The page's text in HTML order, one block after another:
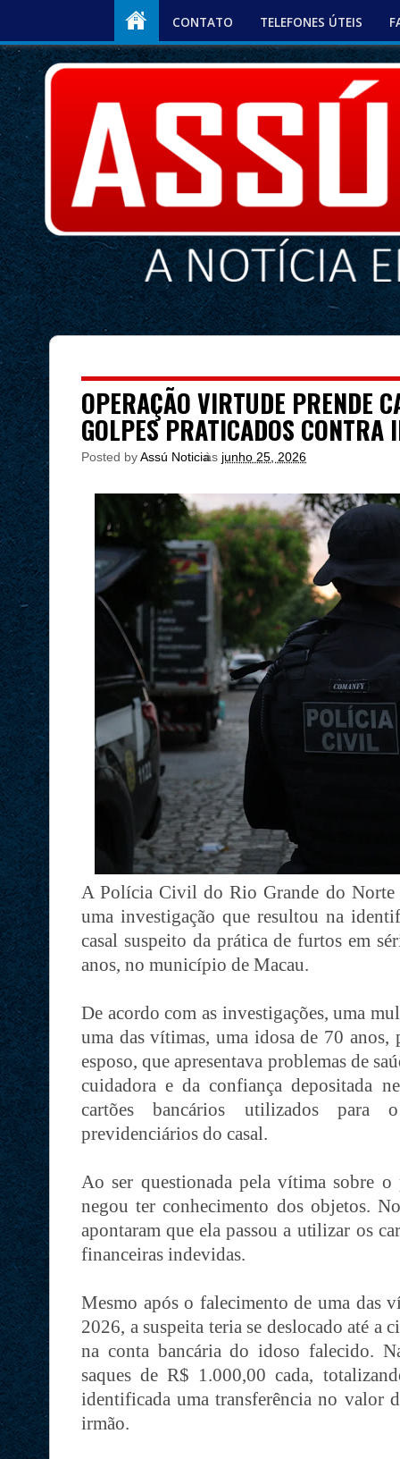
CONTATO TELEFONES ÚTEIS
OPERAÇÃO VIRTUDE PRENDE
GOLPES PRATICADOS CONTRA
Posted byAssú Noticia
às junho 25, 2026
A Polícia Civil do Rio Grande do Norte
uma investigação que resultou na
casal suspeito da prática de furtos em
anos, no município de Macau.
De acordo com as investigações, uma
uma das vítimas, uma idosa de 70
esposo, que apresentava problemas de
cuidadora e da confiança depositada
cartões bancários utilizados para
previdenciários do casal.
Ao ser questionada pela vítima sobre o
negou ter conhecimento dos objetos.
apontaram que ela passou a utilizar os
financeiras indevidas.
Mesmo após o falecimento de uma das
2026, a suspeita teria se deslocado até a
na conta bancária do idoso falecido.
saques de R$ 1.000,00 cada,
identificada uma transferência no valor
irmão.